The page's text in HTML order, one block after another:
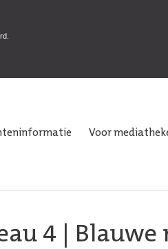
Voor
4 | Blauwe